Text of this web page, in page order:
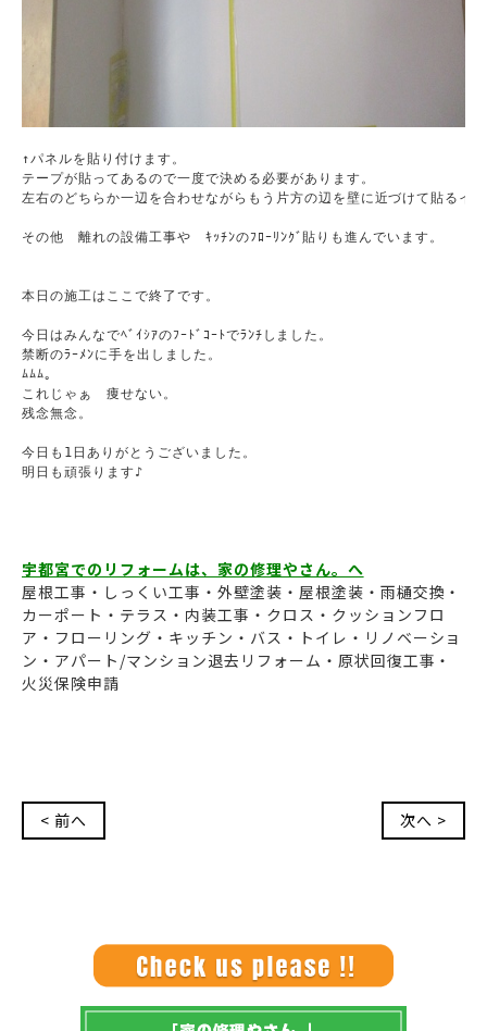
↑パネルを貼り付けます。
テープが貼ってあるので一度で決める必要があります。
左右のどちらか一辺を合わせながらもう片方の辺を壁に近づけて貼るイ
その他　離れの設備工事や　ｷｯﾁﾝのﾌﾛｰﾘﾝｸﾞ貼りも進んでいます。
本日の施工はここで終了です。
今日はみんなでﾍﾞｲｼｱのﾌｰﾄﾞｺｰﾄでﾗﾝﾁしました。
禁断のﾗｰﾒﾝに手を出しました。
ﾑﾑﾑ。
これじゃぁ　痩せない。
残念無念。
今日も1日ありがとうございました。
明日も頑張ります♪
宇都宮でのリフォームは、家の修理やさん。へ
屋根工事・しっくい工事・外壁塗装・屋根塗装・雨樋交換・
カーポート・テラス・内装工事・クロス・クッションフロ
ア・フローリング・キッチン・バス・トイレ・リノベーショ
ン・アパート/マンション退去リフォーム・原状回復工事・
火災保険申請
< 前へ 次へ >